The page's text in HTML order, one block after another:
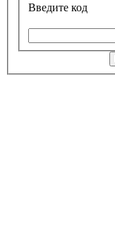
Введите код